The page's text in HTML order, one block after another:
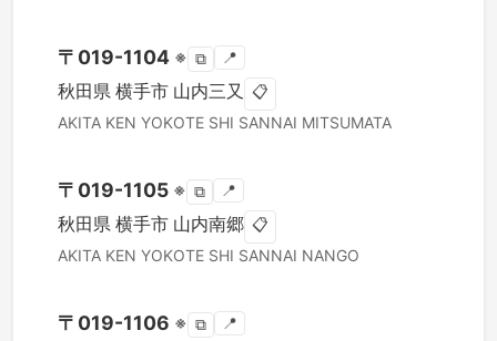
〒 019-1104 ※ ⧉ 📍
秋田県 横手市 山内三又 📋
AKITA KEN YOKOTE SHI SANNAI MITSUMATA
〒 019-1105 ※ ⧉ 📍
秋田県 横手市 山内南郷 📋
AKITA KEN YOKOTE SHI SANNAI NANGO
〒 019-1106 ※ ⧉ 📍